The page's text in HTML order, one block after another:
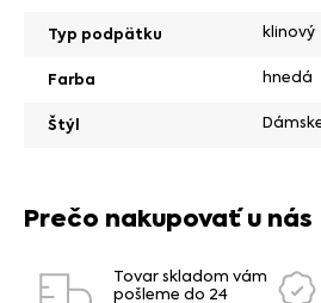
Typ podpätku klinový
Farba hnedá
Štýl
Prečo nakupovať u nás
Tovar skladom vám
pošleme do 24